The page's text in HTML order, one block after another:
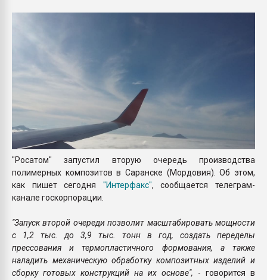
"Росатом" запустил вторую очередь производства
полимерных композитов в Саранске (Мордовия). Об этом,
как пишет сегодня "Интерфакс", сообщается телеграм-
канале госкорпорации.
"Запуск второй очереди позволит масштабировать мощности
с 1,2 тыс. до 3,9 тыс. тонн в год, создать переделы
прессования и термопластичного формования, а также
наладить механическую обработку композитных изделий и
сборку готовых конструкций на их основе", - говорится в